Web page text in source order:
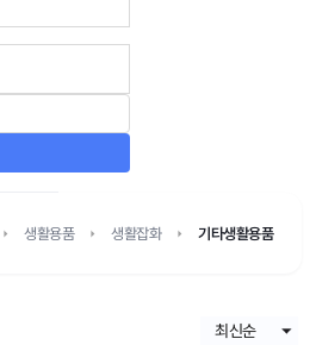
생활용품 생활잡화 기타생활용품